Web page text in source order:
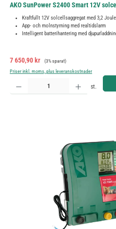
AKO SunPower S2400 Smart 12V
Kraftfullt 12V solcellsaggregat med 3,2
App- och molnstyrning med realtidslarm
Intelligent batterihantering med
Försäljningspris:
7 650,90 kr Ordinarie pris:
(3% sparat)
Priser inkl. moms, plus leveranskostnader
Produktkvantitet: Ange önskat belopp eller
st.